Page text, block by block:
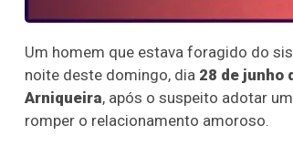
Um homem que estava foragido do
noite deste domingo, dia 28 de junho
Arniqueira, após o suspeito adotar
romper o relacionamento amoroso.